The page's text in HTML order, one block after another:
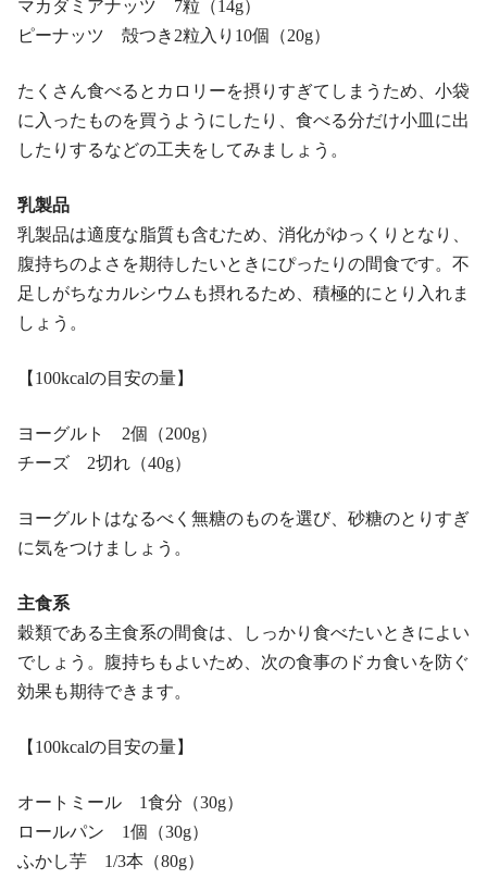
マカダミアナッツ 7粒（14g）
ピーナッツ 殻つき2粒入り10個（20g）
たくさん食べるとカロリーを摂りすぎてしまうため、小袋
に入ったものを買うようにしたり、食べる分だけ小皿に出
したりするなどの工夫をしてみましょう。
乳製品
乳製品は適度な脂質も含むため、消化がゆっくりとなり、
腹持ちのよさを期待したいときにぴったりの間食です。不
足しがちなカルシウムも摂れるため、積極的にとり入れま
しょう。
【100kcalの目安の量】
ヨーグルト 2個（200g）
チーズ 2切れ（40g）
ヨーグルトはなるべく無糖のものを選び、砂糖のとりすぎ
に気をつけましょう。
主食系
穀類である主食系の間食は、しっかり食べたいときによい
でしょう。腹持ちもよいため、次の食事のドカ食いを防ぐ
効果も期待できます。
【100kcalの目安の量】
オートミール 1食分（30g）
ロールパン 1個（30g）
ふかし芋 1/3本（80g）